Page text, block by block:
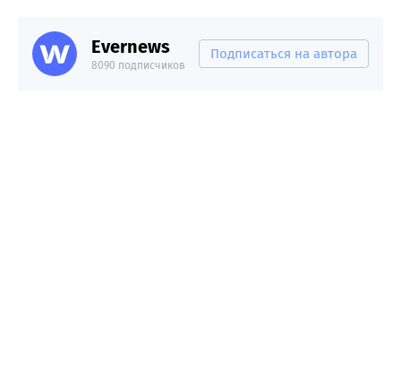
Evernews
8090 подписчиков
Подписаться на автора